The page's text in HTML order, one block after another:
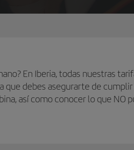
En Iberia, todas nuestras
debes asegurarte de
así como conocer lo que NO